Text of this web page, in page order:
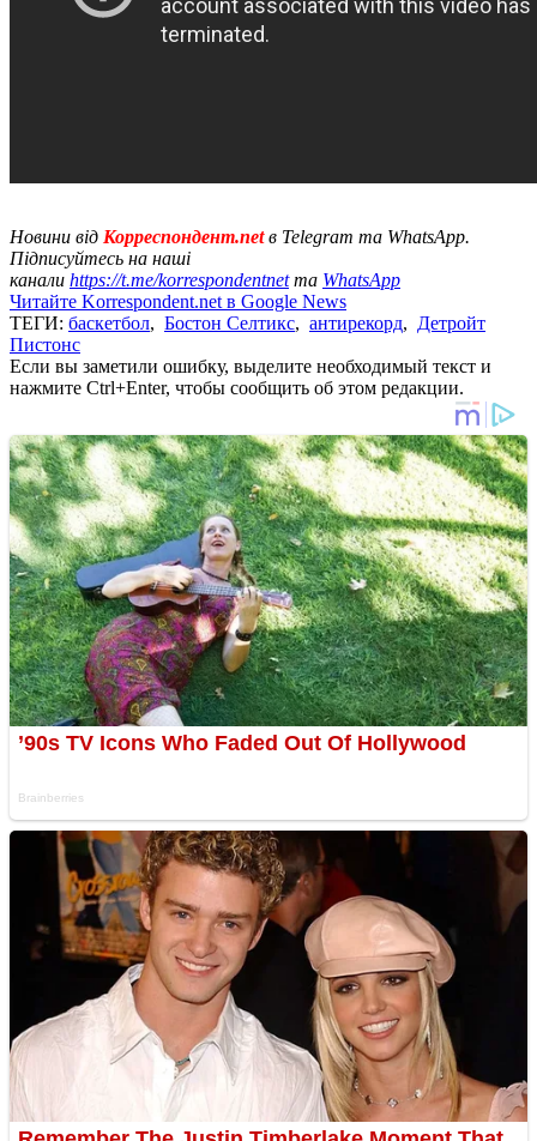
Новини від Корреспондент.netв Telegram та WhatsApp.
Підписуйтесь на наші
канали https://t.me/korrespondentnetта WhatsApp
Читайте Korrespondent.net в Google News
ТЕГИ: баскетбол, Бостон Селтикс, антирекорд, Детройт
Пистонс
Если вы заметили ошибку, выделите необходимый текст и
нажмите Ctrl+Enter, чтобы сообщить об этом редакции.